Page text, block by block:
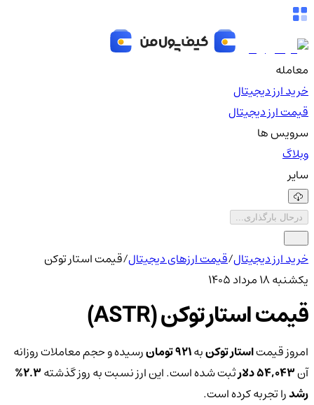
معامله
خرید ارز دیجیتال
قیمت ارز دیجیتال
سرویس ها
وبلاگ
سایر
درحال بارگذاری...
خرید ارز دیجیتال/قیمت ارزهای دیجیتال/قیمت استار توکن
یکشنبه ۱۸ مرداد ۱۴۰۵
قیمت استار توکن (ASTR)
امروز قیمتاستار توکنبه921 تومان
رسیده و حجم معاملات روزانه
آن54,043 دلار ثبت شده است. این ارز نسبت به روز گذشته2.3%
رشدرا تجربه کرده است.